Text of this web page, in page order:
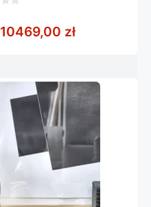
10469,00 złZakres